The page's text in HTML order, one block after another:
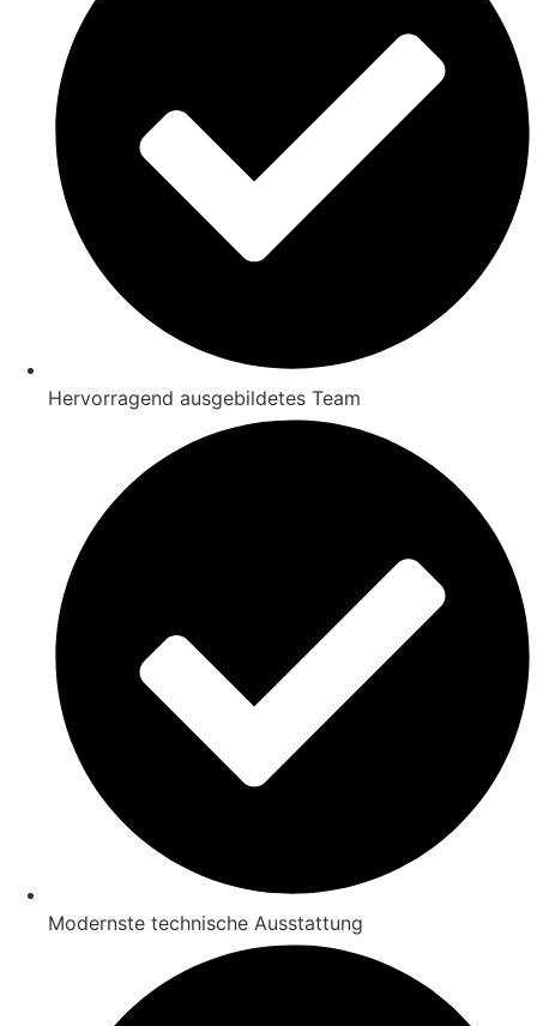
Hervorragend ausgebildetes Team
Modernste technische Ausstattung